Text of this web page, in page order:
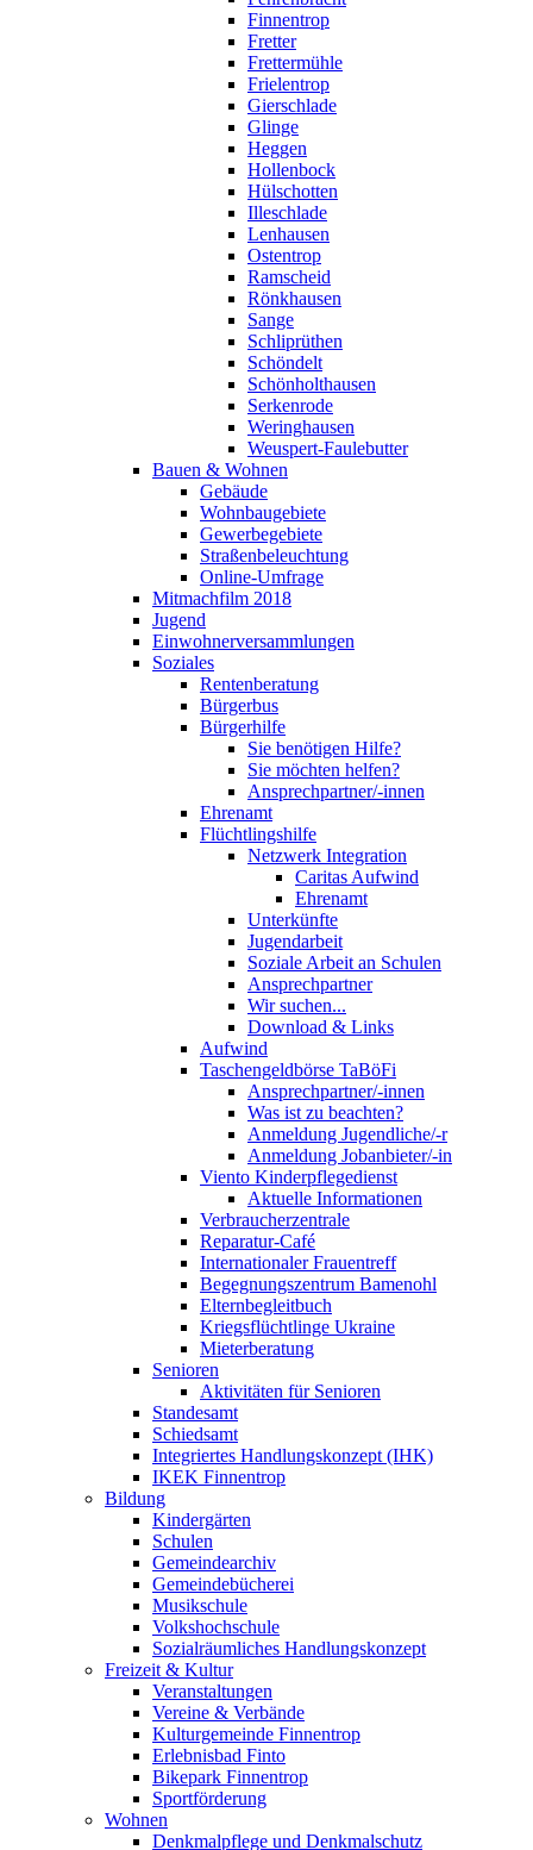
Finnentrop
Fretter
Frettermühle
Frielentrop
Gierschlade
Glinge
Heggen
Hollenbock
Hülschotten
Illeschlade
Lenhausen
Ostentrop
Ramscheid
Rönkhausen
Sange
Schliprüthen
Schöndelt
Schönholthausen
Serkenrode
Weringhausen
Weuspert-Faulebutter
Bauen & Wohnen
Gebäude
Wohnbaugebiete
Gewerbegebiete
Straßenbeleuchtung
Online-Umfrage
Mitmachfilm 2018
Jugend
Einwohnerversammlungen
Soziales
Rentenberatung
Bürgerbus
Bürgerhilfe
Sie benötigen Hilfe?
Sie möchten helfen?
Ansprechpartner/-innen
Ehrenamt
Flüchtlingshilfe
Netzwerk Integration
Caritas Aufwind
Ehrenamt
Unterkünfte
Jugendarbeit
Soziale Arbeit an Schulen
Ansprechpartner
Wir suchen...
Download & Links
Aufwind
Taschengeldbörse TaBöFi
Ansprechpartner/-innen
Was ist zu beachten?
Anmeldung Jugendliche/-r
Anmeldung Jobanbieter/-in
Viento Kinderpflegedienst
Aktuelle Informationen
Verbraucherzentrale
Reparatur-Café
Internationaler Frauentreff
Begegnungszentrum Bamenohl
Elternbegleitbuch
Kriegsflüchtlinge Ukraine
Mieterberatung
Senioren
Aktivitäten für Senioren
Standesamt
Schiedsamt
Integriertes Handlungskonzept (IHK)
IKEK Finnentrop
Bildung
Kindergärten
Schulen
Gemeindearchiv
Gemeindebücherei
Musikschule
Volkshochschule
Sozialräumliches Handlungskonzept
Freizeit & Kultur
Veranstaltungen
Vereine & Verbände
Kulturgemeinde Finnentrop
Erlebnisbad Finto
Bikepark Finnentrop
Sportförderung
Wohnen
Denkmalpflege und Denkmalschutz